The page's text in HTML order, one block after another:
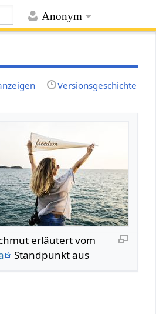
Anonym
Versionsgeschichte
erläutert vom
Standpunkt aus